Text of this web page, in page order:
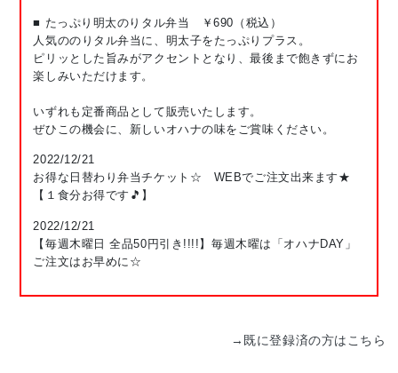
■ たっぷり明太のりタル弁当 ￥690（税込）
人気ののりタル弁当に、明太子をたっぷりプラス。
ピリッとした旨みがアクセントとなり、最後まで飽きずにお
楽しみいただけます。
いずれも定番商品として販売いたします。
ぜひこの機会に、新しいオハナの味をご賞味ください。
2022/12/21
お得な日替わり弁当チケット☆ WEBでご注文出来ます★
【１食分お得です🎵】
2022/12/21
【毎週木曜日 全品50円引き!!!!】毎週木曜は「オハナDAY」
ご注文はお早めに☆
→既に登録済の方はこちら